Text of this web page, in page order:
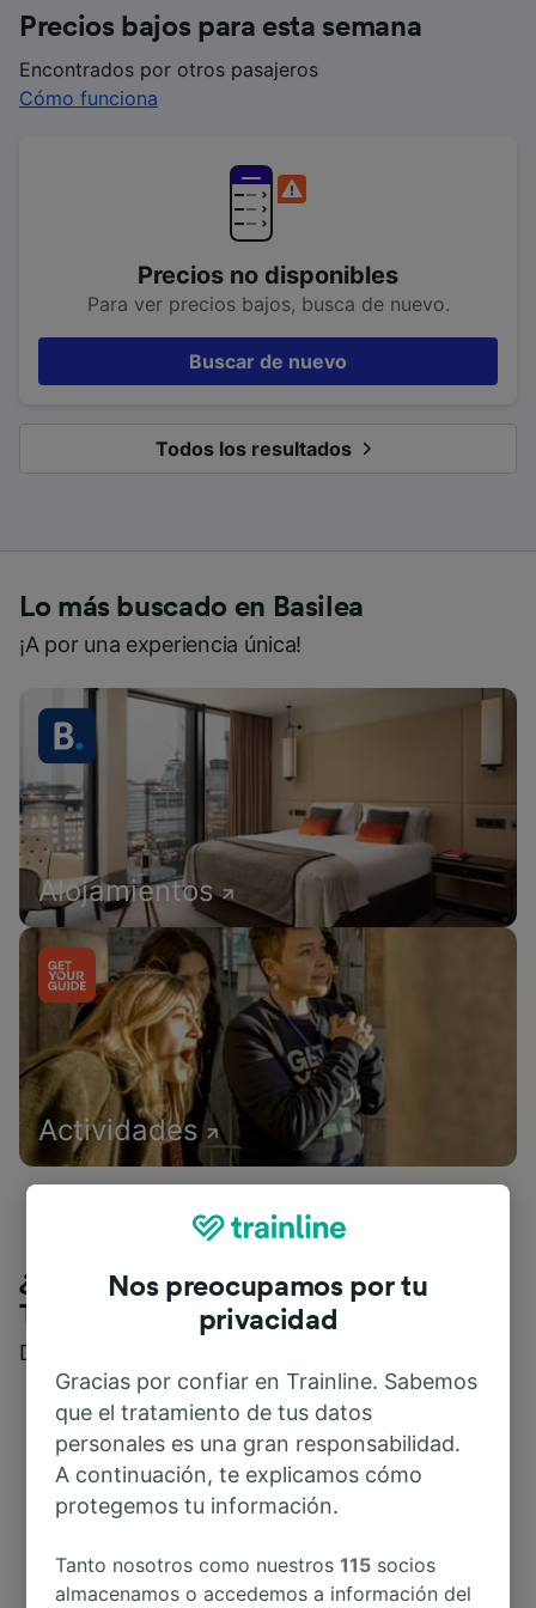
Precios bajos para esta semana
Encontrados por otros pasajeros
Cómo funciona
Precios no disponibles
Para ver precios bajos, busca de nuevo.
Buscar de nuevo
Todos los resultados
Lo más buscado en Basilea
¡A por una experiencia única!
Alojamientos
Actividades
¿Qué piensan nuestros clientes de
Trainline?
Descubre reseñas reales de nuestros viajeros
Nos preocupamos por tu
privacidad
Gracias por confiar en Trainline. Sabemos
que el tratamiento de tus datos
personales es una gran responsabilidad.
A continuación, te explicamos cómo
protegemos tu información.
Tanto nosotros como nuestros115 socios
almacenamos o accedemos a información del